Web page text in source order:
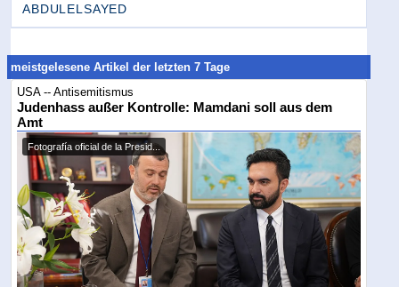
ABDULELSAYED
meistgelesene Artikel der letzten 7 Tage
USA -- Antisemitismus
Judenhass außer Kontrolle: Mamdani soll aus dem
Amt
Fotografía oficial de la Presid...